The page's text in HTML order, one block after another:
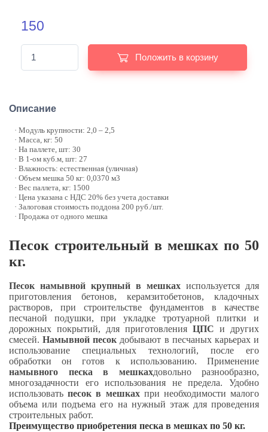
150
Положить в корзину
Описание
· Модуль крупности: 2,0 – 2,5
· Масса, кг: 50
· На паллете, шт: 30
· В 1-ом куб.м, шт: 27
· Влажность: естественная (уличная)
· Объем мешка 50 кг: 0,0370 м3
· Вес паллета, кг: 1500
· Цена указана с НДС 20% без учета доставки
· Залоговая стоимость поддона 200 руб./шт.
· Продажа от одного мешка
Песок строительный в мешках по 50
кг.
Песок намывной крупный в мешках используется для
приготовления бетонов, керамзитобетонов, кладочных
растворов, при строительстве фундаментов в качестве
песчаной подушки, при укладке тротуарной плитки и
дорожных покрытий, для приготовления ЦПС и других
смесей.Намывной песок добывают в песчаных карьерах и
использование специальных технологий, после его
обработки он готов к использованию. Применение
намывного песка в мешкахдовольно разнообразно,
многозадачности его использования не предела. Удобно
использоватьпесок в мешкахпри необходимости малого
объема или подъема его на нужный этаж для проведения
строительных работ.
Преимущество приобретения песка в мешках по 50 кг.